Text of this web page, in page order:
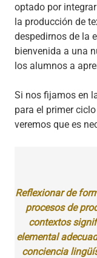
optado por
la producción de
despedirnos de la
bienvenida a una
los alumnos a
Si nos fijamos en
para el primer
veremos que es
Reflexionar de
procesos de
contextos
elemental
conciencia